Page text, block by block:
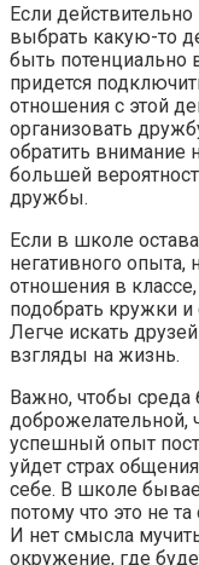
Если
выбрать какую-то
быть потенциально
придется
отношения с этой
организовать
обратить внимание
большей
дружбы.
Если в школе
негативного опыта,
отношения в
подобрать кружки и
Легче искать
взгляды на жизнь.
Важно, чтобы
доброжелательной,
успешный опыт
уйдет страх
себе. В школе
потому что это не
И нет смысла
окружение, где